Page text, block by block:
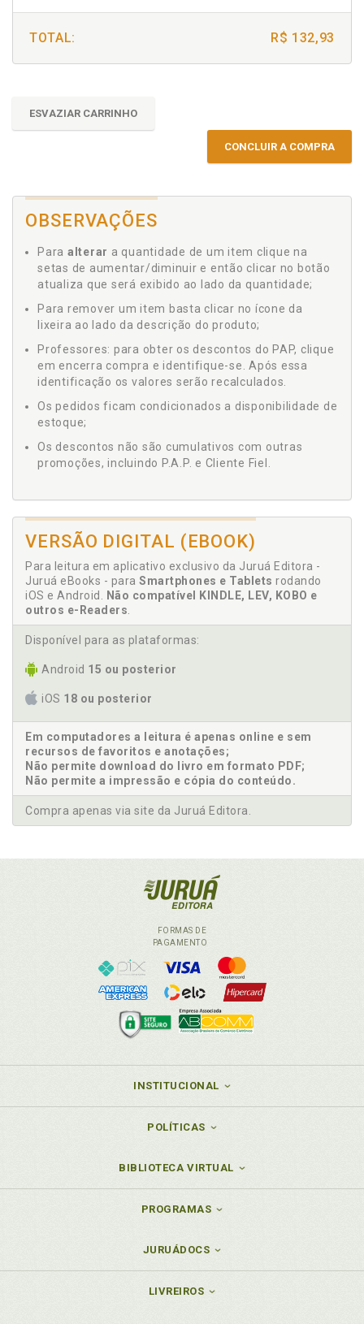
TOTAL: R$ 132,93
ESVAZIAR CARRINHO
CONCLUIR A COMPRA
OBSERVAÇÕES
Para alterar a quantidade de um item clique na
setas de aumentar/diminuir e então clicar no botão
atualiza que será exibido ao lado da quantidade;
Para remover um item basta clicar no ícone da
lixeira ao lado da descrição do produto;
Professores: para obter os descontos do PAP, clique
em encerra compra e identifique-se. Após essa
identificação os valores serão recalculados.
Os pedidos ficam condicionados a disponibilidade de
estoque;
Os descontos não são cumulativos com outras
promoções, incluindo P.A.P. e Cliente Fiel.
VERSÃO DIGITAL (EBOOK)
Para leitura em aplicativo exclusivo da Juruá Editora -
Juruá eBooks - para Smartphones e Tablets rodando
iOS e Android.
Não compatível KINDLE, LEV, KOBO e
outros e-Readers
Disponível para as plataformas:
Android 15 ou posterior
iOS 18 ou posterior
Em computadores a leitura é apenas online e sem
recursos de favoritos e anotações;
Não permite download do livro em formato PDF;
Não permite a impressão e cópia do conteúdo.
Compra apenas via site da Juruá Editora.
FORMAS DE
PAGAMENTO
INSTITUCIONAL
POLÍTICAS
BIBLIOTECA VIRTUAL
PROGRAMAS
JURUÁDOCS
LIVREIROS